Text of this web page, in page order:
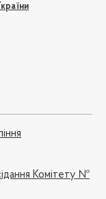
Комітету №